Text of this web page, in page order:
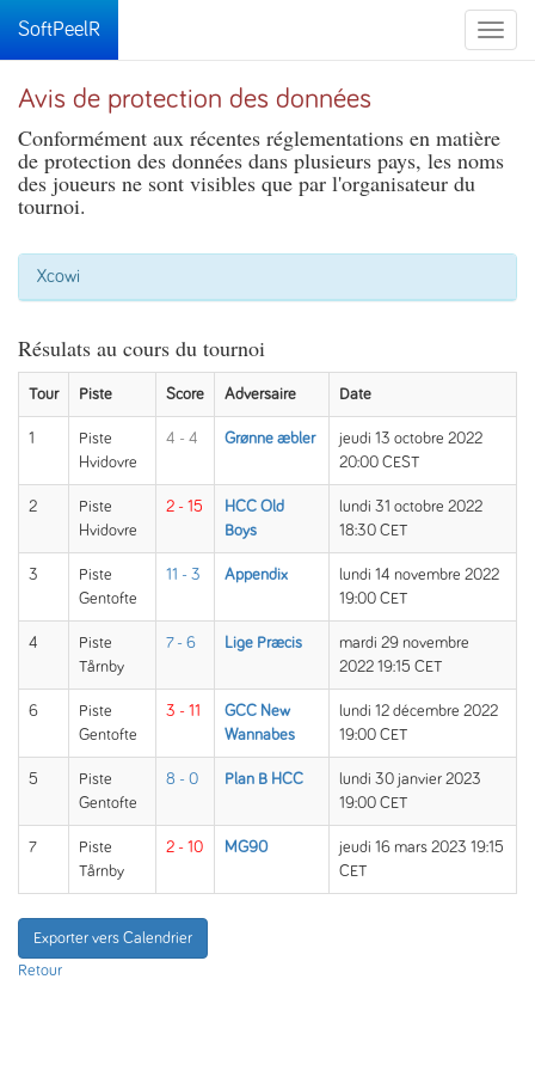
Toggle
SoftPeelR
Avis de protection des données
Conformément aux récentes réglementations en matière
de protection des données dans plusieurs pays, les noms
des joueurs ne sont visibles que par l'organisateur du
tournoi.
Xcowi
Résulats au cours du tournoi
Tour Piste Score Adversaire Date
1
Piste
Hvidovre
4 - 4 Grønne æbler
jeudi 13 octobre 2022
20:00 CEST
2
Piste
Hvidovre
2 - 15
HCC Old
Boys
lundi 31 octobre 2022
18:30 CET
3
Piste
Gentofte
11 - 3 Appendix
lundi 14 novembre 2022
19:00 CET
4
Piste
Tårnby
7 - 6 Lige Præcis
mardi 29 novembre
2022 19:15 CET
6
Piste
Gentofte
3 - 11
GCC New
Wannabes
lundi 12 décembre 2022
19:00 CET
5
Piste
Gentofte
8 - 0 Plan B HCC
lundi 30 janvier 2023
19:00 CET
7
Piste
Tårnby
2 - 10 MG90
jeudi 16 mars 2023 19:15
CET
Exporter vers Calendrier
Retour